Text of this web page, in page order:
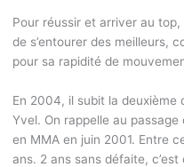
Pour réussir et arriver au
de s’entourer des meilleurs,
pour sa rapidité de
En 2004, il subit la
Yvel. On rappelle au
en MMA en juin 2001. Entre
ans. 2 ans sans défaite,